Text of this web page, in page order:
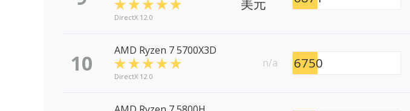
DirectX 12.0
美元
10 AMD Ryzen 7 5700X3D
DirectX 12.0
n/a 6750